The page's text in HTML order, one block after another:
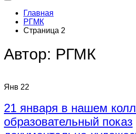
Главная
РГМК
Страница 2
Автор: РГМК
Янв 22
21 января в нашем
образовательный показ